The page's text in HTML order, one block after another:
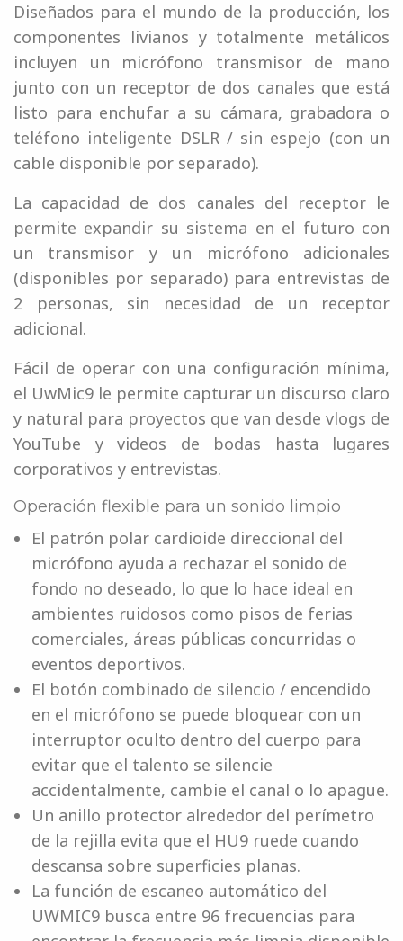
Diseñados para el mundo de la producción, los
componentes livianos y totalmente metálicos
incluyen un micrófono transmisor de mano
junto con un receptor de dos canales que está
listo para enchufar a su cámara, grabadora o
teléfono inteligente DSLR / sin espejo (con un
cable disponible por separado).
La capacidad de dos canales del receptor le
permite expandir su sistema en el futuro con
un transmisor y un micrófono adicionales
(disponibles por separado) para entrevistas de
2 personas, sin necesidad de un receptor
adicional.
Fácil de operar con una configuración mínima,
el UwMic9 le permite capturar un discurso claro
y natural para proyectos que van desde vlogs de
YouTube y videos de bodas hasta lugares
corporativos y entrevistas.
Operación flexible para un sonido limpio
El patrón polar cardioide direccional del
micrófono ayuda a rechazar el sonido de
fondo no deseado, lo que lo hace ideal en
ambientes ruidosos como pisos de ferias
comerciales, áreas públicas concurridas o
eventos deportivos.
El botón combinado de silencio / encendido
en el micrófono se puede bloquear con un
interruptor oculto dentro del cuerpo para
evitar que el talento se silencie
accidentalmente, cambie el canal o lo apague.
Un anillo protector alrededor del perímetro
de la rejilla evita que el HU9 ruede cuando
descansa sobre superficies planas.
La función de escaneo automático del
UWMIC9 busca entre 96 frecuencias para